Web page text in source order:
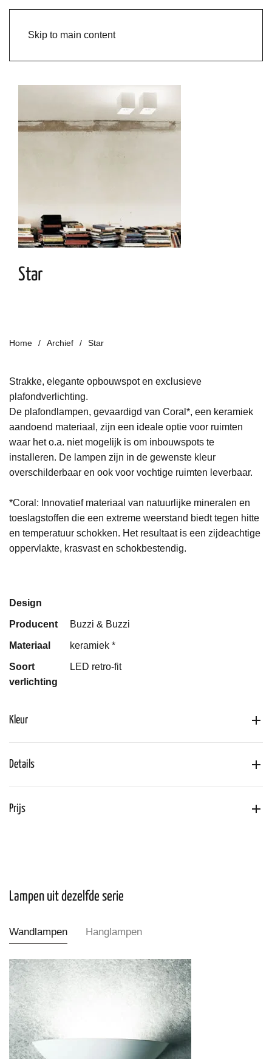
Skip to main content
Star
Home Archief Star
Strakke, elegante opbouwspot en exclusieve
plafondverlichting.
De plafondlampen, gevaardigd van Coral*, een keramiek
aandoend materiaal, zijn een ideale optie voor ruimten
waar het o.a. niet mogelijk is om inbouwspots te
installeren. De lampen zijn in de gewenste kleur
overschilderbaar en ook voor vochtige ruimten leverbaar.
*Coral: Innovatief materiaal van natuurlijke mineralen en
toeslagstoffen die een extreme weerstand biedt tegen hitte
en temperatuur schokken. Het resultaat is een zijdeachtige
oppervlakte, krasvast en schokbestendig.
Design
Producent Buzzi & Buzzi
Materiaal keramiek *
Soort
verlichting
LED retro-fit
Kleur
Details
Prijs
Lampen uit dezelfde serie
Wandlampen Hanglampen